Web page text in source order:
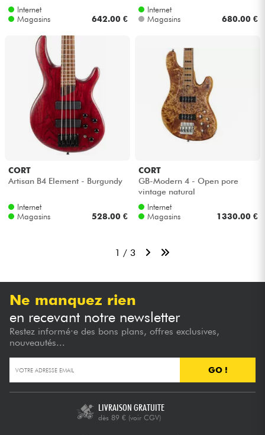
Internet
Magasins
642.00 €
Internet
Magasins
680.00 €
CORT
Artisan B4 Element - Burgundy
Internet
Magasins
528.00 €
CORT
GB-Modern 4 - Open pore
vintage natural
Internet
Magasins
1330.00 €
1 / 3
Ne manquez rien
en recevant notre newsletter
Restez informé·e des bons plans, offres exclusives,
nouveautés...
GO !
LIVRAISON GRATUITE
dès 89 € (voir CGV)